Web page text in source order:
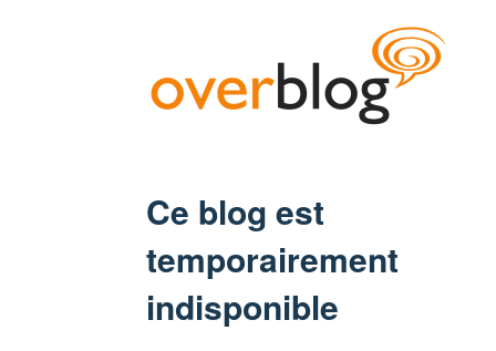
Ce blog est
temporairement
indisponible